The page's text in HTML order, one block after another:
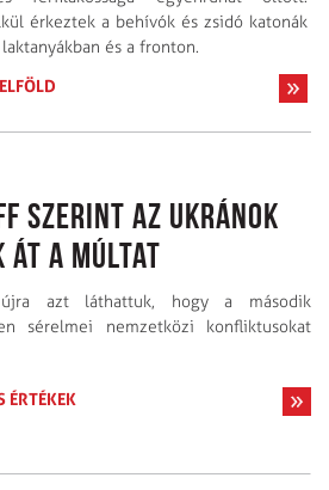
érkeztek a behívók és zsidó katonák
és a fronton.
szerint az ukránok
át a múltat
azt láthattuk, hogy a második
sérelmei nemzetközi konfliktusokat
ÉRTÉKEK